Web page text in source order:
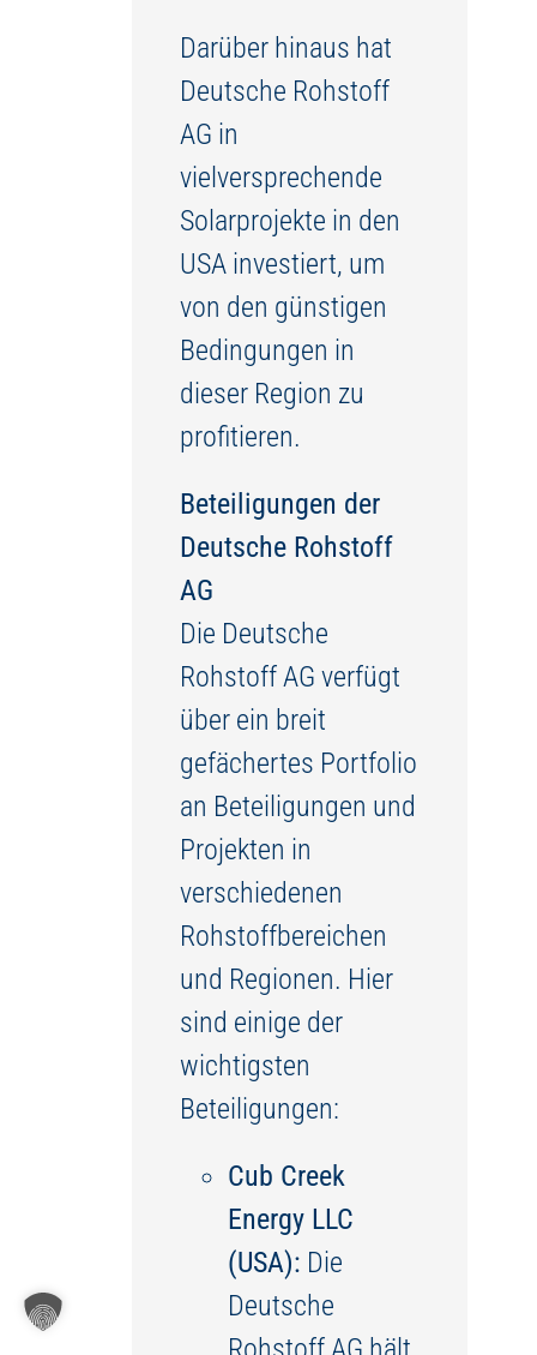
Darüber hinaus hat
Deutsche Rohstoff
AG in
vielversprechende
Solarprojekte in den
USA investiert, um
von den günstigen
Bedingungen in
dieser Region zu
profitieren.
Beteiligungen der
Deutsche Rohstoff
AG
Die Deutsche
Rohstoff AG verfügt
über ein breit
gefächertes Portfolio
an Beteiligungen und
Projekten in
verschiedenen
Rohstoffbereichen
und Regionen. Hier
sind einige der
wichtigsten
Beteiligungen:
Cub Creek
Energy LLC
(USA): Die
Deutsche